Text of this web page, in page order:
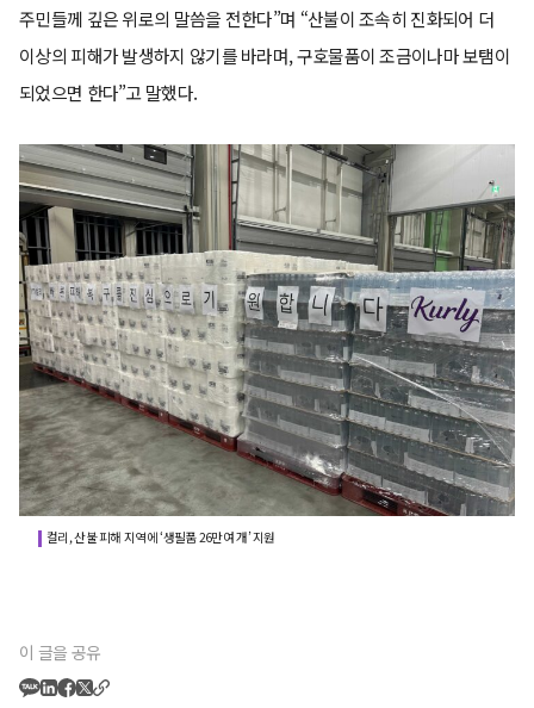
주민들께 깊은 위로의 말씀을 전한다”며 “산불이 조속히 진화되어 더
이상의 피해가 발생하지 않기를 바라며, 구호물품이 조금이나마 보탬이
되었으면 한다”고 말했다.
컬리, 산불 피해 지역에 ‘생필품 26만여 개’ 지원
이 글을 공유